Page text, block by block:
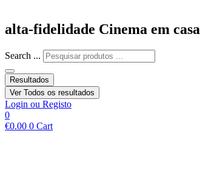
alta-fidelidade Cinema em casa
Search ...
Resultados
Ver Todos os resultados
Login ou Registo
0
€0.00 0 Cart